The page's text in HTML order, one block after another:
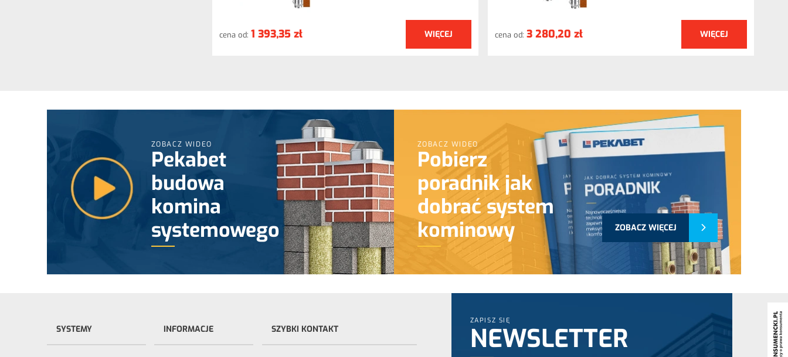
cena od: 1 393,35 zł WIĘCEJ cena od: 3 280,20 zł WIĘCEJ
ZOBACZ WIDEO
Pekabet
budowa
komina
systemowego
ZOBACZ WIDEO
Pobierz
poradnik jak
dobrać system
kominowy
ZOBACZ WIĘCEJ
SYSTEMY INFORMACJE SZYBKI KONTAKT
ZAPISZ SIĘ
NEWSLETTER